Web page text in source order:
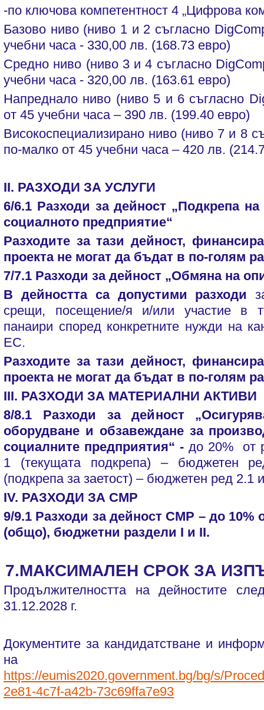
-по ключова компетентност 4 „Цифрова
Базово ниво (ниво 1 и 2 съгласно
учебни часа - 330,00 лв. (168.73 евро)
Средно ниво (ниво 3 и 4 съгласно
учебни часа - 320,00 лв. (163.61 евро)
Напреднало ниво (ниво 5 и 6 съгласно
от 45 учебни часа – 390 лв. (199.40 евро)
Високоспециализирано ниво (ниво 7 и 8
по-малко от 45 учебни часа – 420 лв.
II. РАЗХОДИ ЗА УСЛУГИ
6/6.1 Разходи за дейност „Подкрепа
социалното предприятие“
Разходите за тази дейност,
проекта не могат да бъдат в по-голям
7/7.1 Разходи за дейност „Обмяна на
В дейността са допустими разходи
срещи, посещение/я и/или участие в
панаири според конкретните нужди на
ЕС.
Разходите за тази дейност,
проекта не могат да бъдат в по-голям
III. РАЗХОДИ ЗА МАТЕРИАЛНИ АКТИВИ
8/8.1 Разходи за дейност
оборудване и обзавеждане за
социалните предприятия“ -до 20% от
1 (текущата подкрепа) – бюджетен
(подкрепа за заетост) – бюджетен ред 2.1
IV. РАЗХОДИ ЗА СМР
9/9.1 Разходи за дейност СМР – до 10%
(общо), бюджетни раздели I и II.
7.МАКСИМАЛЕН СРОК ЗА
Продължителността на дейностите
31.12.2028 г.
Документите за кандидатстване и
на е-
https://eumis2020.government.bg/bg/s/
2e81-4c7f-a42b-73c69ffa7e93